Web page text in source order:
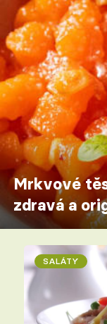
Mrkvové
zdravá a
SALÁTY